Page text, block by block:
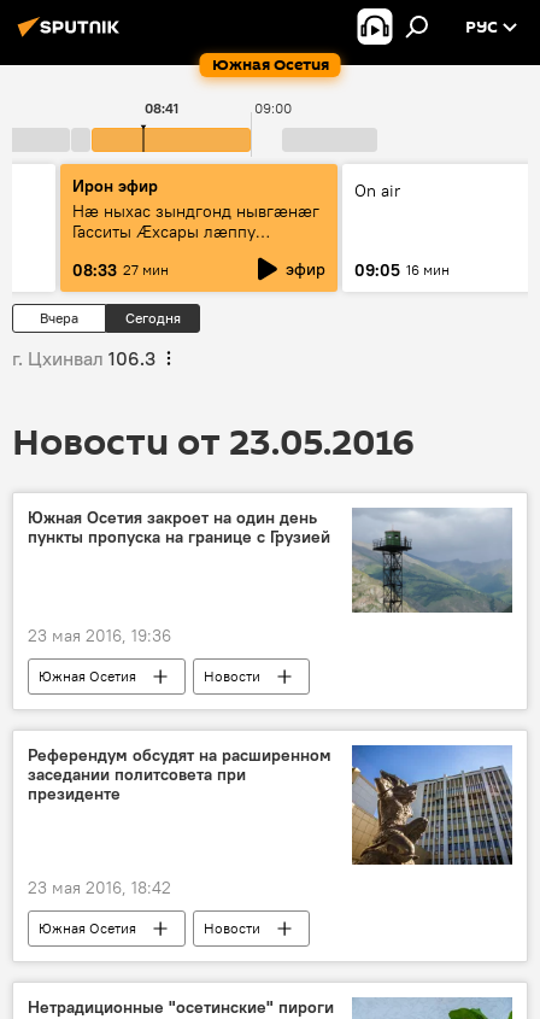
Южная Осетия
РУС
09:00
08:41
Ирон эфир
Нæ ныхас зындгонд нывгæнæг
Гасситы Æхсары лæппу
Цопанимæ æмæ рубрикæ
"Ирыстоны 'хсарджын фырттæ"
08:33 27 мин эфир
On air
09:05 16 мин
Вчера Сегодня
г. Цхинвал 106.3
Новости от 23.05.2016
Южная Осетия закроет на один день
пункты пропуска на границе с Грузией
23 мая 2016, 19:36
Южная Осетия Новости
Референдум обсудят на расширенном
заседании политсовета при
президенте
23 мая 2016, 18:42
Южная Осетия Новости
Нетрадиционные "осетинские" пироги